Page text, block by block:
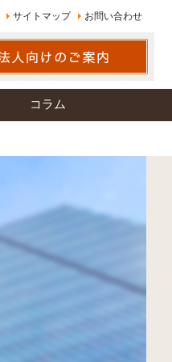
サイトマップ お問い合わせ
コラム